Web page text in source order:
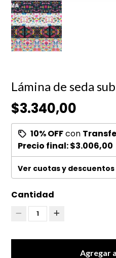
Lámina de seda
$3.340,00
10% OFFcon
Precio final:$3.006,00
Ver cuotas y descuentos
Cantidad
1
Agregar